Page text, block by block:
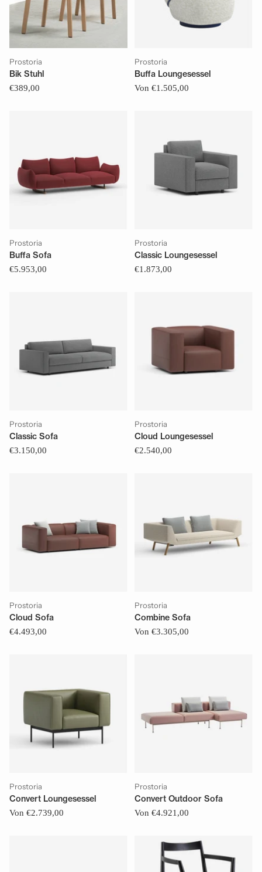
Prostoria
Bik Stuhl
€389,00
Prostoria
Buffa Loungesessel
Von €1.505,00
Prostoria
Buffa Sofa
€5.953,00
Prostoria
Classic Loungesessel
€1.873,00
Prostoria
Classic Sofa
€3.150,00
Prostoria
Cloud Loungesessel
€2.540,00
Prostoria
Cloud Sofa
€4.493,00
Prostoria
Combine Sofa
Von €3.305,00
Prostoria
Convert Loungesessel
Von €2.739,00
Prostoria
Convert Outdoor Sofa
Von €4.921,00